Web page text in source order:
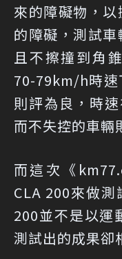
來的障礙物，
的障礙，測試
且不擦撞到角
70-79km/h時速
則評為良，時
而不失控的車輛
而這次《
CLA 200來做
200並不是以運
測試出的成果卻